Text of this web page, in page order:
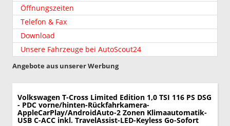
Öffnungszeiten
Telefon & Fax
Download
Unsere Fahrzeuge bei AutoScout24
Angebote aus unserer Werbung
Volkswagen T-Cross Limited Edition 1,0 TSI 116 PS DSG
- PDC vorne/hinten-Rückfahrkamera-
AppleCarPlay/AndroidAuto-2 Zonen Klimaautomatik-
USB C-ACC inkl. TravelAssist-LED-Keyless Go-Sofort